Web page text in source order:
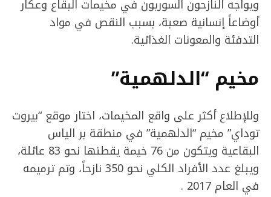
ويواجه النازحون السوريون في مخيمات البقاع وعكار
أوضاعاً إنسانية صعبة، بسبب النقص في مواد
التدفئة والمعونات الغذائية.
مخيم “الدلهمية”
وللإطلاع أكثر على واقع المخيمات، اختار موقع “بيروت
توداي” مخيم “الدلهمية” في منطقة بر الياس
البقاعية ويتكون من 76 خيمة يقطنها نحو 83 عائلة،
ويبلغ عدد الأفراد الكلي نحو 350 نازحاً، وتم ترميمه
في العام 2017 .